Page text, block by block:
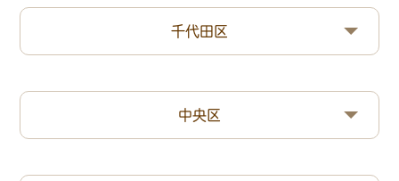
千代田区
中央区